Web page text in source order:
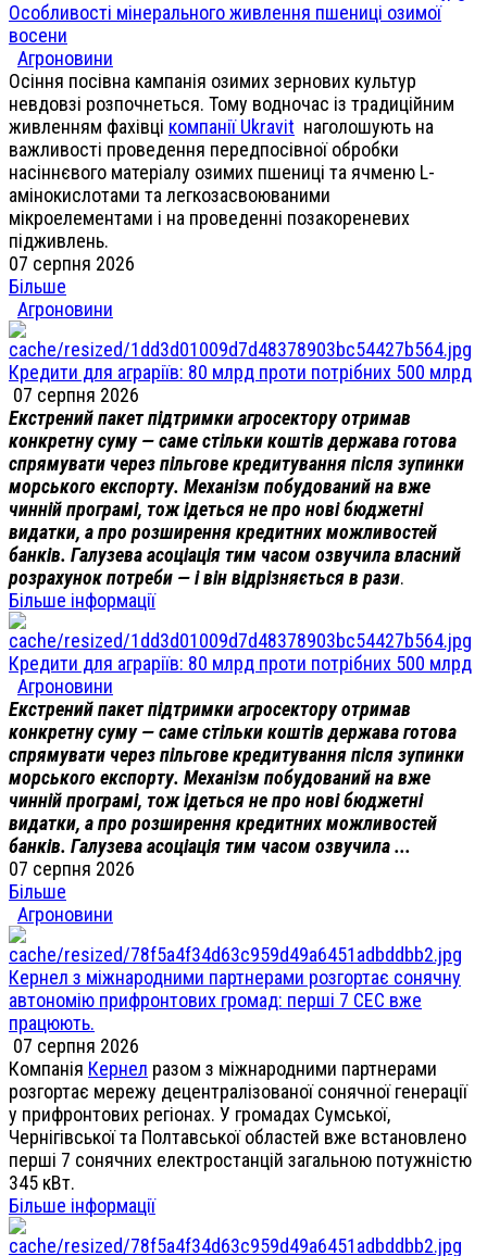
Особливості мінерального живлення пшениці озимої
восени
Агроновини
Осіння посівна кампанія озимих зернових культур
невдовзі розпочнеться. Тому водночас із традиційним
живленням фахівці компанії Ukravit наголошують на
важливості проведення передпосівної обробки
насіннєвого матеріалу озимих пшениці та ячменю L-
амінокислотами та легкозасвоюваними
мікроелементами і на проведенні позакореневих
підживлень.
07 серпня 2026
Більше
Агроновини
Кредити для аграріїв: 80 млрд проти потрібних 500 млрд
07 серпня 2026
Екстрений пакет підтримки агросектору отримав
конкретну суму — саме стільки коштів держава готова
спрямувати через пільгове кредитування після зупинки
морського експорту. Механізм побудований на вже
чинній програмі, тож ідеться не про нові бюджетні
видатки, а про розширення кредитних можливостей
банків. Галузева асоціація тим часом озвучила власний
розрахунок потреби — і він відрізняється в рази.
Більше інформації
Кредити для аграріїв: 80 млрд проти потрібних 500 млрд
Агроновини
Екстрений пакет підтримки агросектору отримав
конкретну суму — саме стільки коштів держава готова
спрямувати через пільгове кредитування після зупинки
морського експорту. Механізм побудований на вже
чинній програмі, тож ідеться не про нові бюджетні
видатки, а про розширення кредитних можливостей
банків. Галузева асоціація тим часом озвучила ...
07 серпня 2026
Більше
Агроновини
Кернел з міжнародними партнерами розгортає сонячну
автономію прифронтових громад: перші 7 СЕС вже
працюють.
07 серпня 2026
Компанія Кернел разом з міжнародними партнерами
розгортає мережу децентралізованої сонячної генерації
у прифронтових регіонах. У громадах Сумської,
Чернігівської та Полтавської областей вже встановлено
перші 7 сонячних електростанцій загальною потужністю
345 кВт.
Більше інформації